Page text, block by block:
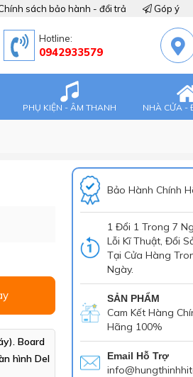
sách bảo hành - đổi trả Góp ý
Hotline:
0942933579
PHỤ KIỆN - ÂM THANH NHÀ CỬA -
Board
hình Del
Bảo Hành Chính
1 Đổi 1 Trong 7
Lỗi Kĩ Thuật, Đổi
Tại Cửa Hàng
Ngày.
SẢN PHẨM
Cam Kết Hàng
Hãng 100%
Email Hỗ Trợ